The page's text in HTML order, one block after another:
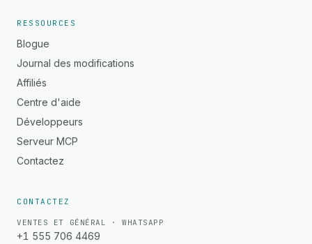
RESSOURCES
Blogue
Journal des modifications
Affiliés
Centre d'aide
Développeurs
Serveur MCP
Contactez
CONTACTEZ
VENTES ET GÉNÉRAL · WHATSAPP
+1 555 706 4469